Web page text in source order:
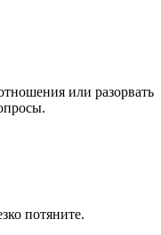
или разорвать
потяните.